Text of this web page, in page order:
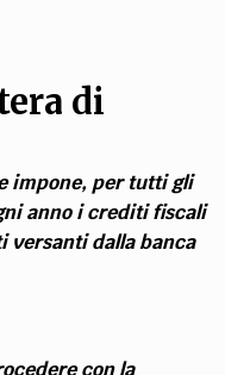
di
impone, per tutti gli
anno i crediti fiscali
versanti dalla banca
con la